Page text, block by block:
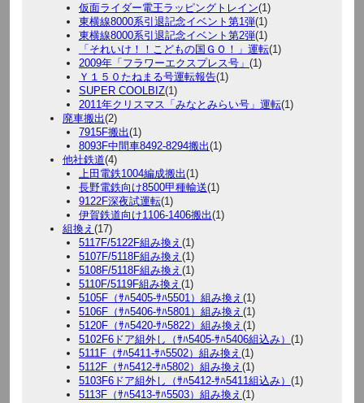
仮面ライダー電王ラッピングトレイン(1)
東横線8000系引退記念イベント第1弾(1)
東横線8000系引退記念イベント第2弾(1)
「それいけ！！こどもの国ＧＯ！」運転(1)
2009年「フラワーエクスプレス号」 (1)
Ｙ１５０たねまる号運転報告(1)
SUPER COOLBIZ(1)
2011年クリスマス「みなとみらい号」運転(1)
廃車搬出(2)
7915F搬出(1)
8093F中間車8492-8294搬出(1)
他社鉄道(4)
上田電鉄1004編成搬出(1)
長野電鉄向け8500甲種輸送(1)
9122F深夜試運転(1)
伊賀鉄道向け1106-1406搬出(1)
組換え (17)
5117F/5122F組み換え (1)
5107F/5118F組み換え (1)
5108F/5118F組み換え (1)
5110F/5119F組み換え (1)
5105F（ｻﾊ5405-ｻﾊ5501）組み換え (1)
5106F（ｻﾊ5406-ｻﾊ5801）組み換え (1)
5120F（ｻﾊ5420-ｻﾊ5822）組み換え (1)
5102F6ドア組外し（ｻﾊ5405-ｻﾊ5406組込み） (1)
5111F（ｻﾊ5411-ｻﾊ5502）組み換え (1)
5112F（ｻﾊ5412-ｻﾊ5802）組み換え (1)
5103F6ドア組外し（ｻﾊ5412-ｻﾊ5411組込み） (1)
5113F（ｻﾊ5413-ｻﾊ5503）組み換え (1)